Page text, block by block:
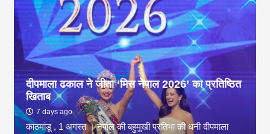
दीपमाला ढकाल ने जीता ‘मिस नेपाल 2026’ का प्रतिष्ठित
खिताब
7 days ago
काठमांडू , 1 अगस्त । नेपाल की बहुमुखी प्रतिभा की धनी दीपमाला